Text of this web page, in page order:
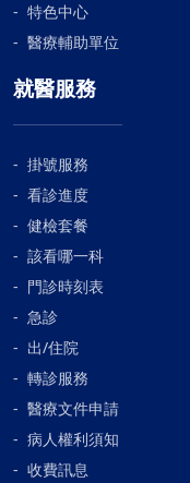
萊門（
新藥賀癌平長達8年
2005 年美國食品藥
布賀癌平（
於往後乳癌影響之
品藥品管理局（
變成預後最好的一
（Avanstin），主要
名的研究學者佛克
克曼醫師的戰爭》,
到外科領域,但已開
治療 1970年代誤打誤撞的泰莫西芬（Tamoxifen），在
乳癌荷爾蒙治療輝
此之外，荷爾蒙治
制乳癌生長，停經
服用芳香環轉化酶抑制劑（AI）
特色中心
醫療輔助單位
就醫服務
掛號服務
看診進度
健檢套餐
該看哪一科
門診時刻表
急診
出/住院
轉診服務
醫療文件申請
病人權利須知
收費訊息